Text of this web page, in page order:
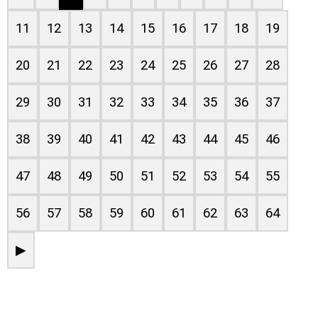
11 12 13 14 15 16 17 18 19
20 21 22 23 24 25 26 27 28
29 30 31 32 33 34 35 36 37
38 39 40 41 42 43 44 45 46
47 48 49 50 51 52 53 54 55
56 57 58 59 60 61 62 63 64
▶